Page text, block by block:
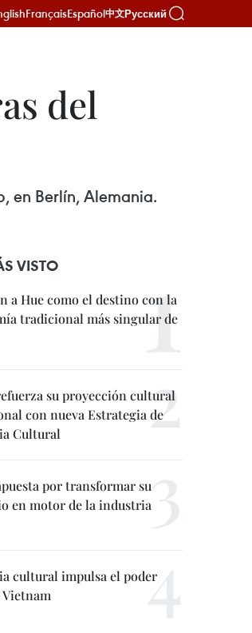
FrançaisEspañol中文Русский
del
en Berlín, Alemania.
VISTO
a Hue como el destino con la
tradicional más singular de
su proyección cultural
con nueva Estrategia de
Cultural
por transformar su
en motor de la industria
cultural impulsa el poder